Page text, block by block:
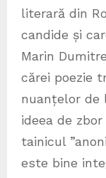
literară din
candide și
Marin
cărei poezie
nuanțelor de
ideea de
tainicul
este bine